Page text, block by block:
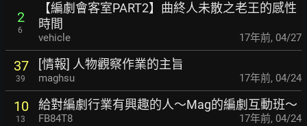
2
6
【編劇會客室PART2】曲終人未散之老王的感性
時間
vehicle 17年前, 04/27
37
39
[情報] 人物觀察作業的主旨
maghsu 17年前, 04/24
10
13
給對編劇行業有興趣的人～Mag的編劇互動班～
FB84T8 17年前, 04/24